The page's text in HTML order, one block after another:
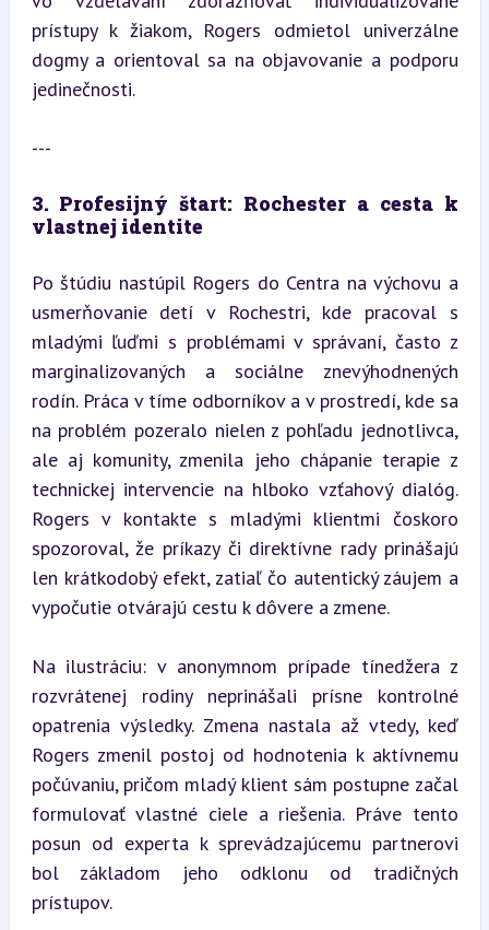
prístupy k žiakom, Rogers odmietol univerzálne
dogmy a orientoval sa na objavovanie a podporu
jedinečnosti.
---
3. Profesijný štart: Rochester a cesta k
vlastnej identite
Po štúdiu nastúpil Rogers do Centra na výchovu a
usmerňovanie detí v Rochestri, kde pracoval s
mladými ľuďmi s problémami v správaní, často z
marginalizovaných a sociálne znevýhodnených
rodín. Práca v tíme odborníkov a v prostredí, kde sa
na problém pozeralo nielen z pohľadu jednotlivca,
ale aj komunity, zmenila jeho chápanie terapie z
technickej intervencie na hlboko vzťahový dialóg.
Rogers v kontakte s mladými klientmi čoskoro
spozoroval, že príkazy či direktívne rady prinášajú
len krátkodobý efekt, zatiaľ čo autentický záujem a
vypočutie otvárajú cestu k dôvere a zmene.
Na ilustráciu: v anonymnom prípade tínedžera z
rozvrátenej rodiny neprinášali prísne kontrolné
opatrenia výsledky. Zmena nastala až vtedy, keď
Rogers zmenil postoj od hodnotenia k aktívnemu
počúvaniu, pričom mladý klient sám postupne začal
formulovať vlastné ciele a riešenia. Práve tento
posun od experta k sprevádzajúcemu partnerovi
bol základom jeho odklonu od tradičných
prístupov.